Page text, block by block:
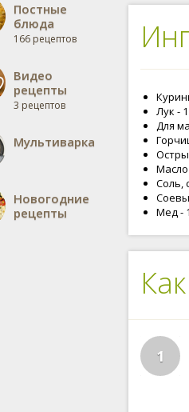
Постные
блюда
166 рецептов
Видео
рецепты
3 рецептов
Мультиварка
Новогодние
рецепты
Лук -
Для
Соль,
Мед -
1